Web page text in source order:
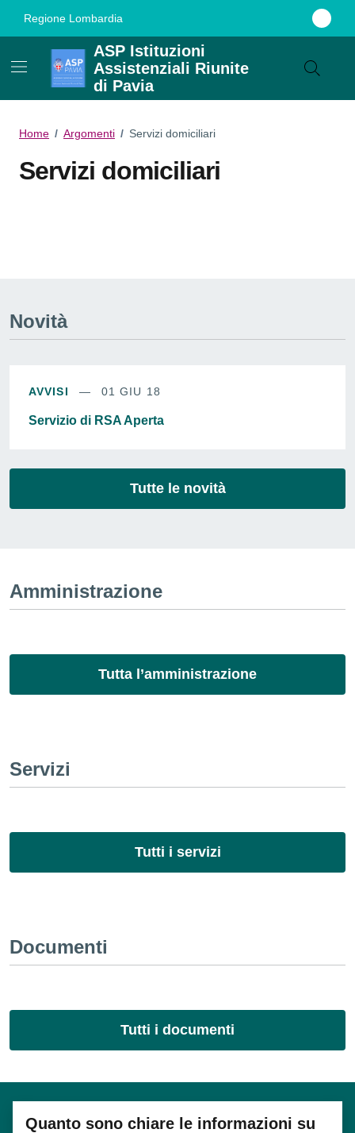
Regione Lombardia
ASP Istituzioni
Assistenziali Riunite
di Pavia
Home / Argomenti / Servizi domiciliari
Servizi domiciliari
Novità
AVVISI 01 GIU 18
Servizio di RSA Aperta
Tutte le novità
Amministrazione
Tutta l’amministrazione
Servizi
Tutti i servizi
Documenti
Tutti i documenti
Quanto sono chiare le informazioni su